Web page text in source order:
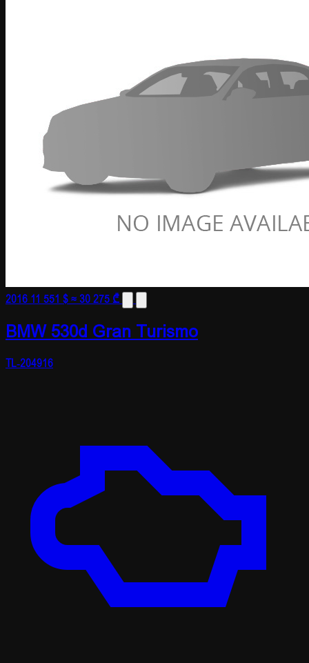
2016 11 551 $≈ 30 275 ₾
BMW 530d Gran Turismo
TL-204916